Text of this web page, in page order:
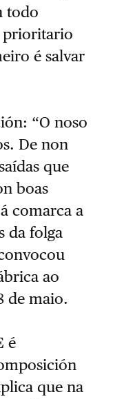
todo
prioritario
é salvar
“O noso
De non
que
boas
comarca a
da folga
ao
de maio.
é
que na